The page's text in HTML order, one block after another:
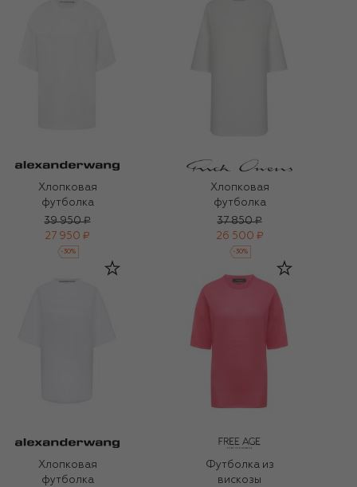
Хлопковая
футболка
39 950 ₽
27 950 ₽
-30%
Хлопковая
футболка
37 850 ₽
26 500 ₽
-30%
Хлопковая
футболка
Футболка из
вискозы